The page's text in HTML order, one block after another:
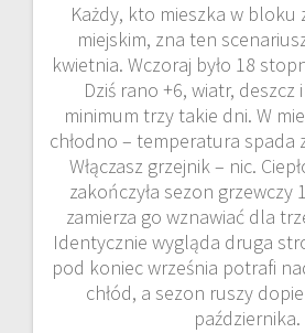
Każdy, kto mieszka w bloku
miejskim, zna ten
kwietnia. Wczoraj było 18
Dziś rano +6, wiatr, deszcz
minimum trzy takie dni. W
chłodno – temperatura spada
Włączasz grzejnik – nic.
zakończyła sezon grzewczy
zamierza go wznawiać dla
Identycznie wygląda druga
pod koniec września potrafi
chłód, a sezon ruszy
października.